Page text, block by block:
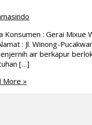
: Gerai Mixue
: Jl. Winong-
air berkapur
[…]
More »